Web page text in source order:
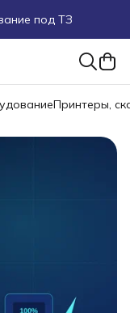
под ТЗ
в чат
и под заказ
Принтеры,